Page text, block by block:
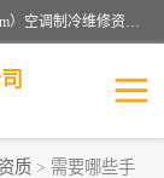
北京茗瀚企业管理咨询有限公司（18513065501.b2b168.com）空调制冷维修资质,油烟管道清洗资质,清洗行业资质公司秉承“顾客至上，锐意进缺的经营理念，我们提供高质量的产品，坚持“客户”的原则为广大客户提供贴心服务。如果你对公司的产品感兴趣，可以联系高经理，我们会用好的产品和服务让您满意。
质 > 需要哪些手